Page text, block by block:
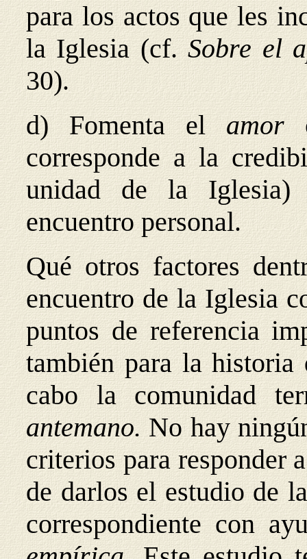
para los actos que les
la Iglesia (cf.Sobre el
30).
d) Fomenta el amor
corresponde a la
unidad de la
encuentro personal.
Qué otros factores
encuentro de la Iglesia
puntos de referencia
también para la
cabo la comunidad
antemano. No hay
criterios para responder
de darlos el estudio de
correspondiente con